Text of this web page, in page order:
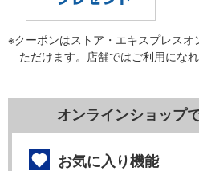
※クーポンはストア・エキスプレス
ただけます。店舗ではご利用になれ
オンラインショップ
お気に入り機能